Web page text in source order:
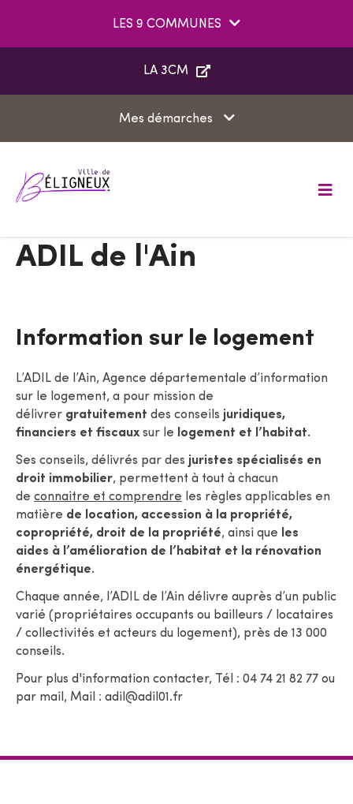
LES 9 COMMUNES
LA 3CM
Mes démarches
ADIL de l'Ain
Information sur le logement
L’ADIL de l’Ain, Agence départementale d’information
sur le logement, a pour mission de
délivrer gratuitement des conseils juridiques,
financiers et fiscaux sur le logement et l’habitat.
Ses conseils, délivrés par des juristes spécialisés en
droit immobilier, permettent à tout à chacun
de connaitre et comprendre les règles applicables en
matière de location, accession à la propriété,
copropriété, droit de la propriété, ainsi que
les
aides à l’amélioration de l’habitat et la rénovation
énergétique.
Chaque année, l’ADIL de l’Ain délivre auprès d’un public
varié (propriétaires occupants ou bailleurs / locataires
/ collectivités et acteurs du logement), près de 13 000
conseils.
Pour plus d'information contacter, Tél : 04 74 21 82 77 ou
par mail, Mail : adil@adil01.fr